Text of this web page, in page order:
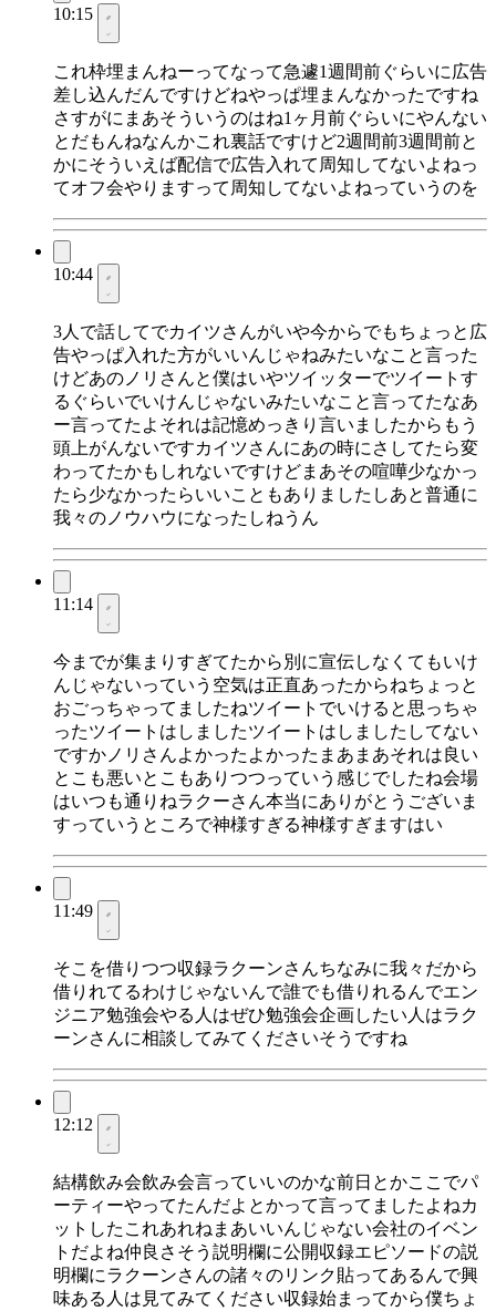
10:15
これ枠埋まんねーってなって急遽1週間前ぐらいに広告
差し込んだんですけどねやっぱ埋まんなかったですね
さすがにまあそういうのはね1ヶ月前ぐらいにやんない
とだもんねなんかこれ裏話ですけど2週間前3週間前と
かにそういえば配信で広告入れて周知してないよねっ
てオフ会やりますって周知してないよねっていうのを
10:44
3人で話してでカイツさんがいや今からでもちょっと広
告やっぱ入れた方がいいんじゃねみたいなこと言った
けどあのノリさんと僕はいやツイッターでツイートす
るぐらいでいけんじゃないみたいなこと言ってたなあ
ー言ってたよそれは記憶めっきり言いましたからもう
頭上がんないですカイツさんにあの時にさしてたら変
わってたかもしれないですけどまあその喧嘩少なかっ
たら少なかったらいいこともありましたしあと普通に
我々のノウハウになったしねうん
11:14
今までが集まりすぎてたから別に宣伝しなくてもいけ
んじゃないっていう空気は正直あったからねちょっと
おごっちゃってましたねツイートでいけると思っちゃ
ったツイートはしましたツイートはしましたしてない
ですかノリさんよかったよかったまあまあそれは良い
とこも悪いとこもありつつっていう感じでしたね会場
はいつも通りねラクーさん本当にありがとうございま
すっていうところで神様すぎる神様すぎますはい
11:49
そこを借りつつ収録ラクーンさんちなみに我々だから
借りれてるわけじゃないんで誰でも借りれるんでエン
ジニア勉強会やる人はぜひ勉強会企画したい人はラク
ーンさんに相談してみてくださいそうですね
12:12
結構飲み会飲み会言っていいのかな前日とかここでパ
ーティーやってたんだよとかって言ってましたよねカ
ットしたこれあれねまあいいんじゃない会社のイベン
トだよね仲良さそう説明欄に公開収録エピソードの説
明欄にラクーンさんの諸々のリンク貼ってあるんで興
味ある人は見てみてください収録始まってから僕ちょ